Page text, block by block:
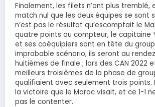
Finalement, les filets n’ont plus tremblé,
match nul que les deux équipes se sont
n’est pas le résultat qu’escomptait le
quatre points au compteur, le capitaine
et ses coéquipiers sont en tête du
improbable scénario, ils seront au
huitièmes de finale ; lors des CAN 2022
meilleurs troisièmes de la phase de
qualifiaient avec seulement trois points.
la victoire que le Maroc visait, et ce 1-1
pas le contenter.